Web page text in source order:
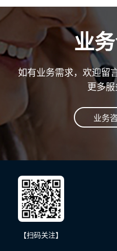
业
如有业务需求，欢迎留
更多
业务
【扫码关注】